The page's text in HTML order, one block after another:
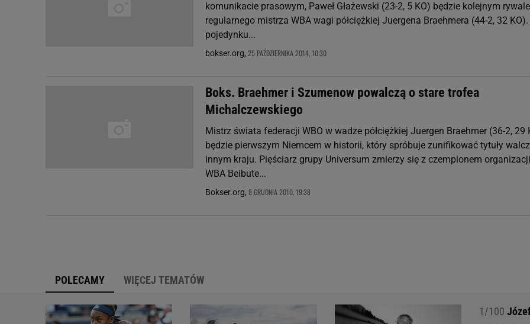
komunikacie prasowym, Paweł Głażewski (23-2, 5 KO) będzie kolejnym
regularnego mistrza WBA wagi półciężkiej Juergena Braehmera (44-2, 32
pojedynku...
bokser.org, 25 PAŹDZIERNIKA 2014, 10:30
Boks. Braehmer i Szumenow powalczą o stare trofea
Michalczewskiego
Mistrz świata federacji WBO w wadze półciężkiej Juergen Braehmer (36-2, 29
będzie pierwszym Niemcem w historii, który spróbuje zunifikować tytuły
innym kraju. Pięściarz grupy Universum zmierzy się z czempionem organizacji
WBA Beibute...
Bokser.org, 8 GRUDNIA 2010, 19:38
POLECAMY WIĘCEJ TEMATÓW
1/100